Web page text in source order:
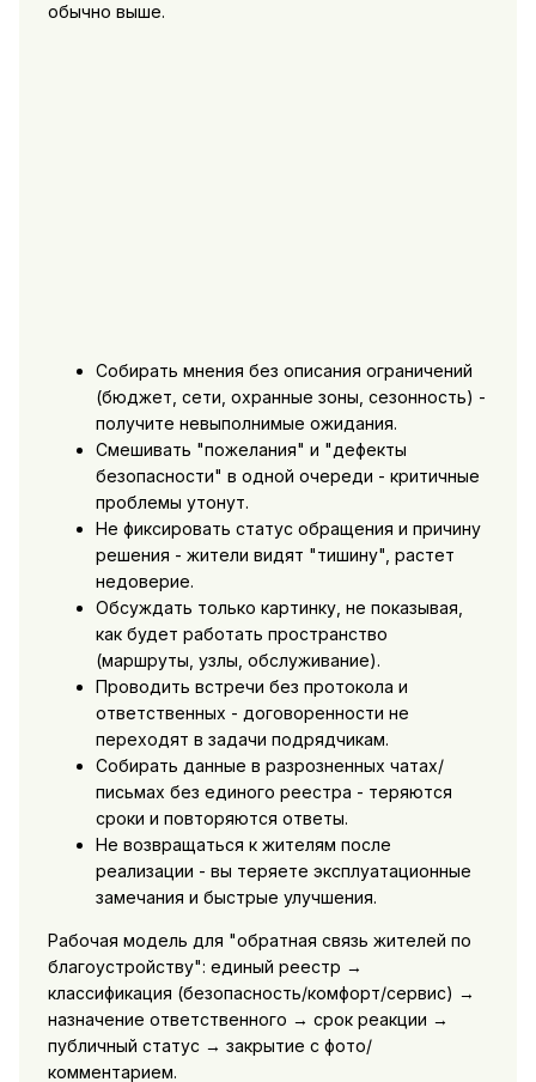
обычно выше.
Собирать мнения без описания ограничений
(бюджет, сети, охранные зоны, сезонность) -
получите невыполнимые ожидания.
Смешивать "пожелания" и "дефекты
безопасности" в одной очереди - критичные
проблемы утонут.
Не фиксировать статус обращения и причину
решения - жители видят "тишину", растет
недоверие.
Обсуждать только картинку, не показывая,
как будет работать пространство
(маршруты, узлы, обслуживание).
Проводить встречи без протокола и
ответственных - договоренности не
переходят в задачи подрядчикам.
Собирать данные в разрозненных чатах/
письмах без единого реестра - теряются
сроки и повторяются ответы.
Не возвращаться к жителям после
реализации - вы теряете эксплуатационные
замечания и быстрые улучшения.
Рабочая модель для "обратная связь жителей по
благоустройству": единый реестр →
классификация (безопасность/комфорт/сервис) →
назначение ответственного → срок реакции →
публичный статус → закрытие с фото/
комментарием.